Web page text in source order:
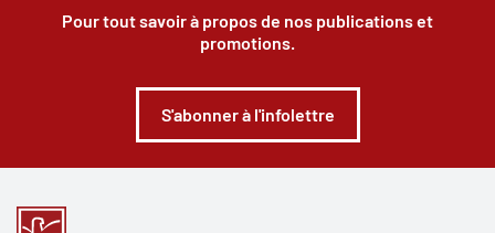
Pour tout savoir à propos de nos publications et
promotions.
S'abonner à l'infolettre